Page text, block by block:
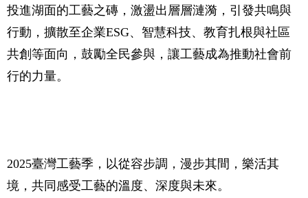
投進湖面的工藝之磚，激盪出層層漣漪，引發共鳴與
行動，擴散至企業ESG、智慧科技、教育扎根與社區
共創等面向，鼓勵全民參與，讓工藝成為推動社會前
行的力量。
2025臺灣工藝季，以從容步調，漫步其間，樂活其
境，共同感受工藝的溫度、深度與未來。